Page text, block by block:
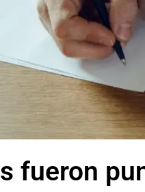
fueron